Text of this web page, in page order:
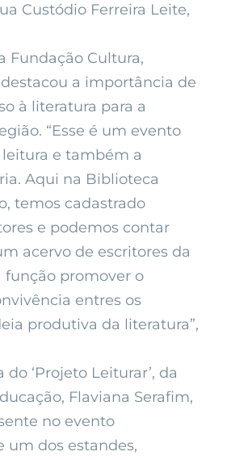
Custódio Ferreira Leite,
Fundação Cultura,
a importância de
à literatura para a
“Esse é um evento
e também a
Aqui na Biblioteca
temos cadastrado
e podemos contar
acervo de escritores da
função promover o
entres os
produtiva da literatura”,
‘Projeto Leiturar’, da
Flaviana Serafim,
no evento
um dos estandes,